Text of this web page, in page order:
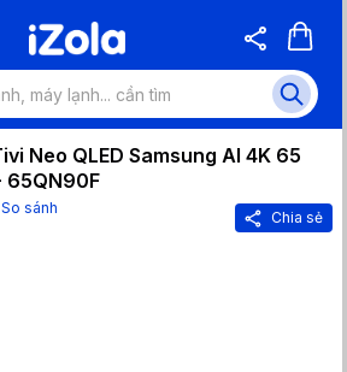
Neo QLED Samsung AI 4K 65
65QN90F
So sánh
Chia sẻ